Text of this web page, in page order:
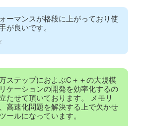
ーマンスが格段に上がっており使
が良いです。
ステップにおよぶC＋＋の大規模
ケーションの開発を効率化するの
たせて頂いております。 メモリ
高速化問題を解決する上で欠かせ
ールになっています。